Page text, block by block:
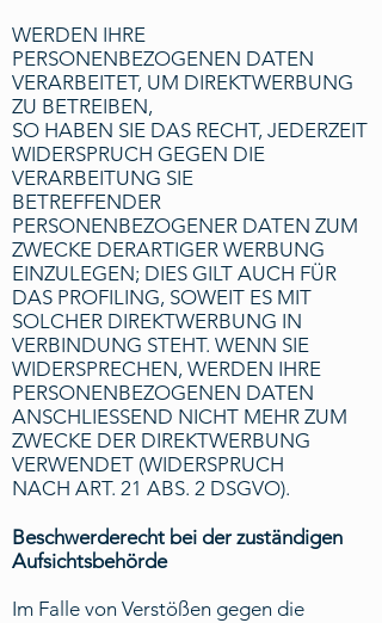
WERDEN IHRE
PERSONENBEZOGENEN DATEN
VERARBEITET, UM DIREKTWERBUNG
ZU BETREIBEN,
SO HABEN SIE DAS RECHT, JEDERZEIT
WIDERSPRUCH GEGEN DIE
VERARBEITUNG SIE
BETREFFENDER
PERSONENBEZOGENER DATEN ZUM
ZWECKE DERARTIGER WERBUNG
EINZULEGEN; DIES GILT AUCH FÜR
DAS PROFILING, SOWEIT ES MIT
SOLCHER DIREKTWERBUNG IN
VERBINDUNG STEHT. WENN SIE
WIDERSPRECHEN, WERDEN IHRE
PERSONENBEZOGENEN DATEN
ANSCHLIESSEND NICHT MEHR ZUM
ZWECKE DER DIREKTWERBUNG
VERWENDET (WIDERSPRUCH
NACH ART. 21 ABS. 2 DSGVO).
Beschwerderecht bei der zuständigen
Aufsichtsbehörde
Im Falle von Verstößen gegen die